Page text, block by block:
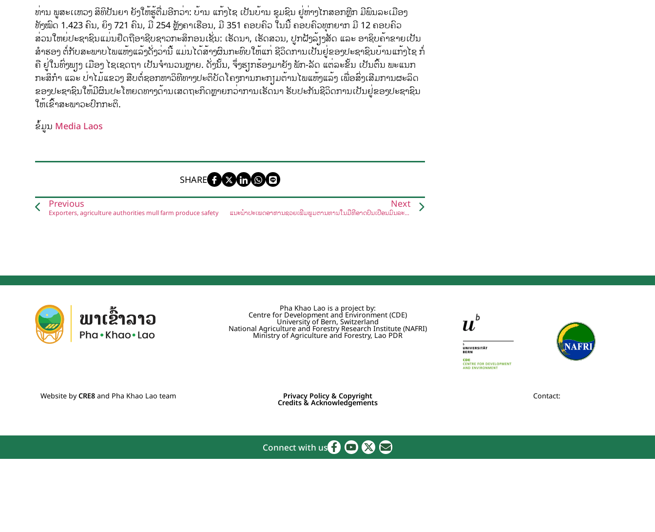
ທ່ານ ພູສະເເຫວງ ສິທິປັນຍາ ຍັງໃຫ້ຮູ້ຕື່ມອີກວ່າ: ບ້ານ ແກ້ງໄຊ ເປັນບ້ານ ຊຸມຊົນ ຢູ່ຫ່າງໄກສອກຫຼີກ ມີພົນລະເມືອງ
ທັງໝົດ 1.423 ຄົນ, ຍິງ 721 ຄົນ, ມີ 254 ຫຼັງຄາເຮືອນ, ມີ 351 ຄອບຄົວ ໃນນີ້ ຄອບຄົວທຸກຍາກ ມີ 12 ຄອບຄົວ
ສ່ວນໃຫຍ່ປະຊາຊົນແມ່ນຢຶດຖືອາຊີບຊາວກະສິກອນເຊັ່ນ: ເຮັດນາ, ເຮັດສວນ, ປູກຝັງລ້ຽງສັດ ແລະ ອາຊິບຄ້າຂາຍເປັນ
ສຳຮອງ ຕໍ່ກັບສະພາບໄພແຫ້ງແລ້ງດັ່ງວ່ານີ້ ແມ່ນໄດ້ສ້າງຜົນກະທົບໃຫ້ແກ່ ຊີວິດການເປັນຢູ່ຂອງປະຊາຊົນບ້ານແກ້ງໄຊ ກໍ່
ຄື ຢູ່ໃນທົ່ງພຽງ ເມືອງ ໄຊເຊດຖາ ເປັນຈຳນວນຫຼາຍ. ດັ່ງນັ້ນ, ຈຶ່ງຮຽກຮ້ອງມາຍັງ ພັກ-ລັດ ແຕ່ລະຂັ້ນ ເປັນຕົ້ນ ພະແນກ
ກະສິກຳ ແລະ ປ່າໄມ້ແຂວງ ສືບຕໍ່ຊອກຫາວິທີທາງປະຕິບັດໂຄງການກະກຽມຕ້ານໄພແຫ້ງແລ້ງ ເພື່ອສົ່ງເສີມການຜະລິດ
ຂອງປະຊາຊົນໃຫ້ມີຜົນປະໂຫຍດທາງດ້ານເສດຖະກິດຫຼາຍກວ່າການເຮັດນາ ຮັບປະກັນຊີວິດການເປັນຢູ່ຂອງປະຊາຊົນ
ໃຫ້ເຂົ້າສະພາວະປົກກະຕິ.
ຂໍ້ມູນ Media Laos
SHARE
Previous
Exporters, agriculture authorities mull farm produce safety
Next
ແນະນຳປະເພດອາຫານຊ່ວຍເພີ່ມພູມຕ້ານທານໃນມື້ທີ່ອາດປົນເປື້ອນມົນລະພິດ
Pha Khao Lao is a project by:
Centre for Development and Environment (CDE)
University of Bern, Switzerland
National Agriculture and Forestry Research Institute (NAFRI)
Ministry of Agriculture and Forestry, Lao PDR
Website byCRE8 and Pha Khao Lao team Privacy Policy & Copyright
Credits & Acknowledgements
Contact:
Connect with us